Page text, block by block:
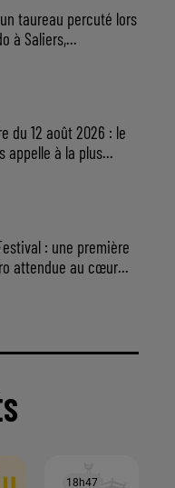
taureau percuté lors
à Saliers,...
du 12 août 2026 : le
appelle à la plus...
: une première
attendue au cœur...
18h47
18h47